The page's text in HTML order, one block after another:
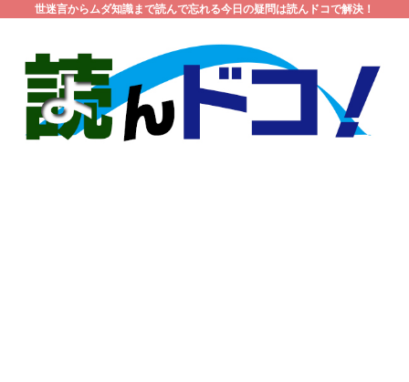
世迷言からムダ知識まで読んで忘れる今日の疑問は読んドコで解決！